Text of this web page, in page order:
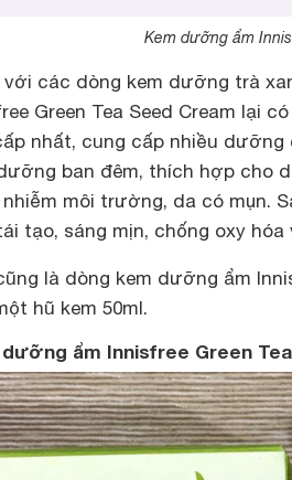
Kem dưỡng ẩm
với các dòng kem dưỡng trà
Green Tea Seed Cream lại
nhất, cung cấp nhiều
ban đêm, thích hợp cho
môi trường, da có mụn.
tạo, sáng mịn, chống oxy
là dòng kem dưỡng ẩm
hũ kem 50ml.
ẩm Innisfree Green